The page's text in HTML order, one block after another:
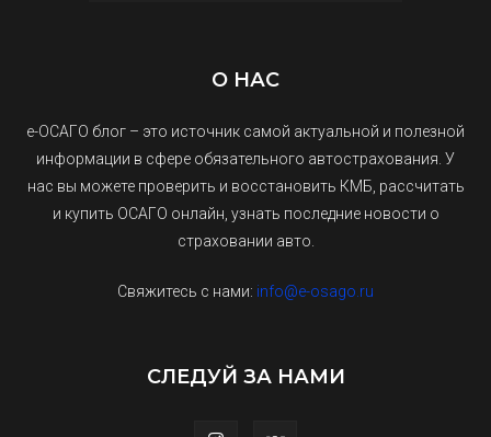
О НАС
е-ОСАГО блог – это источник самой актуальной и полезной
информации в сфере обязательного автострахования. У
нас вы можете проверить и восстановить КМБ, рассчитать
и купить ОСАГО онлайн, узнать последние новости о
страховании авто.
Свяжитесь с нами: info@e-osago.ru
СЛЕДУЙ ЗА НАМИ